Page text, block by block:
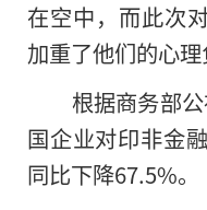
在空中，而此次
加重了他们的心理
根据商务部
国企业对印非金
同比下降67.5%。